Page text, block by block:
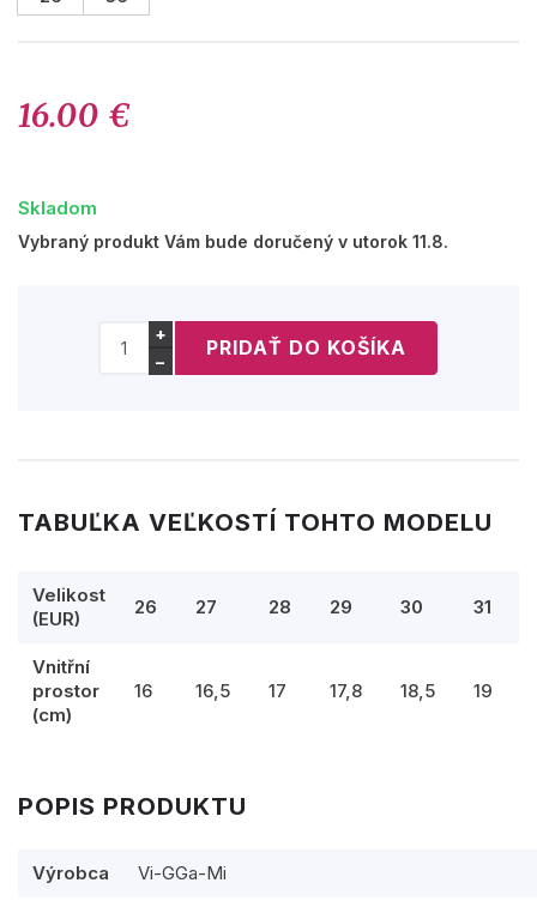
16.00 €
Skladom
Vybraný produkt Vám bude doručený v utorok 11.8.
+
−
TABUĽKA VEĽKOSTÍ TOHTO MODELU
Velikost
(EUR)
26 27 28 29 30 31
Vnitřní
prostor
(cm)
16 16,5 17 17,8 18,5 19
POPIS PRODUKTU
Výrobca Vi-GGa-Mi